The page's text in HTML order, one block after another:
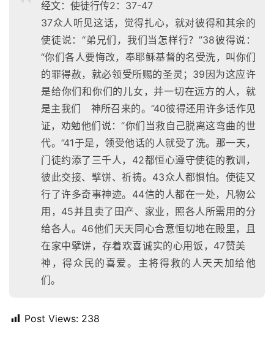
页
经文：使徒行传2：37-47
37众人听见这话，觉得扎心，就对彼得和其余的
使徒说：“弟兄们，我们当怎样行？”38彼得说：
“你们各人要悔改，奉耶稣基督的名受洗，叫你们
的罪得赦，就必领受所赐的圣灵；39因为这应许
是给你们和你们的儿女，并一切在远方的人，就
是主我们 神所召来的。”40彼得还用许多话作见
证，劝勉他们说：“你们当救自己脱离这弯曲的世
代。”41于是，领受他话的人就受了洗。那一天，
门徒约添了三千人，42都恒心遵守使徒的教训，
彼此交接、擘饼、祈祷。43众人都惧怕。使徒又
行了许多奇事神迹。44信的人都在一处，凡物公
用，45并且卖了田产、家业，照各人所需用的分
给各人。46他们天天同心合意恒切地在殿里，且
在家中擘饼，存着欢喜诚实的心用饭，47赞美
神，得众民的喜爱。主将得救的人天天加给他
们。
Post Views: 238